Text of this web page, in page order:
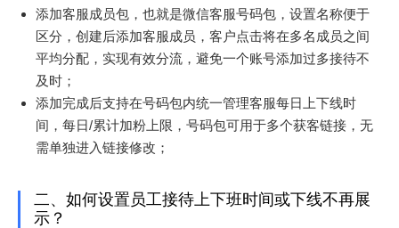
添加客服成员包，也就是微信客服号码包，设置名称便于
区分，创建后添加客服成员，客户点击将在多名成员之间
平均分配，实现有效分流，避免一个账号添加过多接待不
及时；
添加完成后支持在号码包内统一管理客服每日上下线时
间，每日/累计加粉上限，号码包可用于多个获客链接，无
需单独进入链接修改；
二、如何设置员工接待上下班时间或下线不再展
示？